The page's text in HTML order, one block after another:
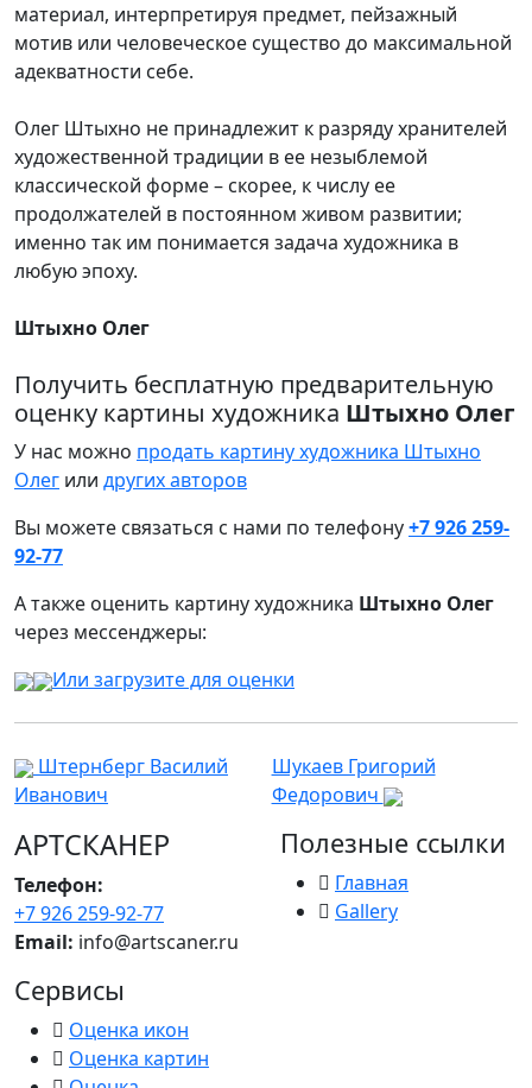
материал, интерпретируя предмет, пейзажный
мотив или человеческое существо до максимальной
адекватности себе.
Олег Штыхно не принадлежит к разряду хранителей
художественной традиции в ее незыблемой
классической форме – скорее, к числу ее
продолжателей в постоянном живом развитии;
именно так им понимается задача художника в
любую эпоху.
Штыхно Олег
Получить бесплатную предварительную
оценку картины художника Штыхно Олег
У нас можно продать картину художника Штыхно
Олег или других авторов
Вы можете связаться с нами по телефону+7 926 259-
92-77
А также оценить картину художника Штыхно Олег
через мессенджеры:
Или загрузите для оценки
Штернберг Василий
Иванович
Шукаев Григорий
Федорович
АРТСКАНЕР
Телефон:
+7 926 259-92-77
Email: info@artscaner.ru
Полезные ссылки
Главная
Gallery
Сервисы
Оценка икон
Оценка картин